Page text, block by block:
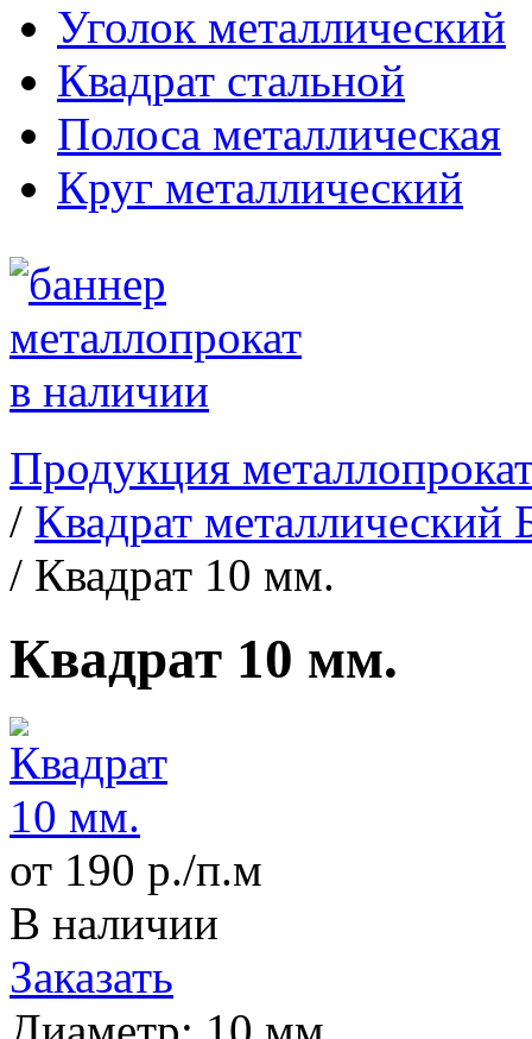
Уголок металлический
Квадрат стальной
Полоса металлическая
Круг металлический
Продукция
/ Квадрат металлический
/ Квадрат 10 мм.
Квадрат 10 мм.
от 190 р./п.м
В наличии
Заказать